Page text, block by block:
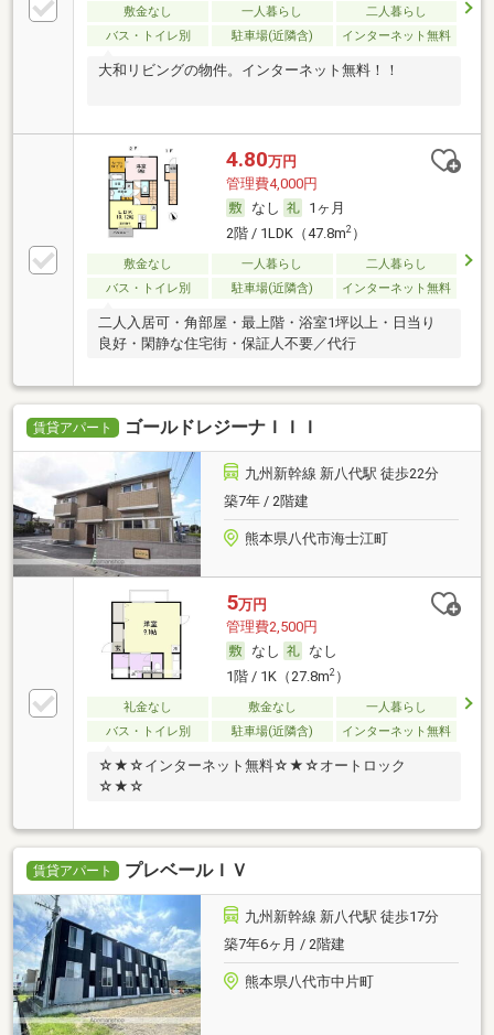
敷金なし 一人暮らし
二人暮らし
バス・トイレ別
駐車場(近隣含) インターネット無料
大和リビングの物件。インターネット無料！！
4.80万円
管理費4,000円
なし
1ヶ月
2階 / 1LDK（47.8m2）
敷金なし 一人暮らし
二人暮らし
バス・トイレ別
駐車場(近隣含) インターネット無料
二人入居可・角部屋・最上階・浴室1坪以上・日当り
良好・閑静な住宅街・保証人不要／代行
賃貸アパート ゴールドレジーナＩＩＩ
九州新幹線 新八代駅 徒歩22分
築7年 / 2階建
熊本県八代市海士江町
5万円
管理費2,500円
なし
なし
1階 / 1K（27.8m2）
礼金なし 敷金なし
一人暮らし
バス・トイレ別
駐車場(近隣含) インターネット無料
☆★☆インターネット無料☆★☆オートロック
☆★☆
賃貸アパート プレベールＩＶ
九州新幹線 新八代駅 徒歩17分
築7年6ヶ月 / 2階建
熊本県八代市中片町